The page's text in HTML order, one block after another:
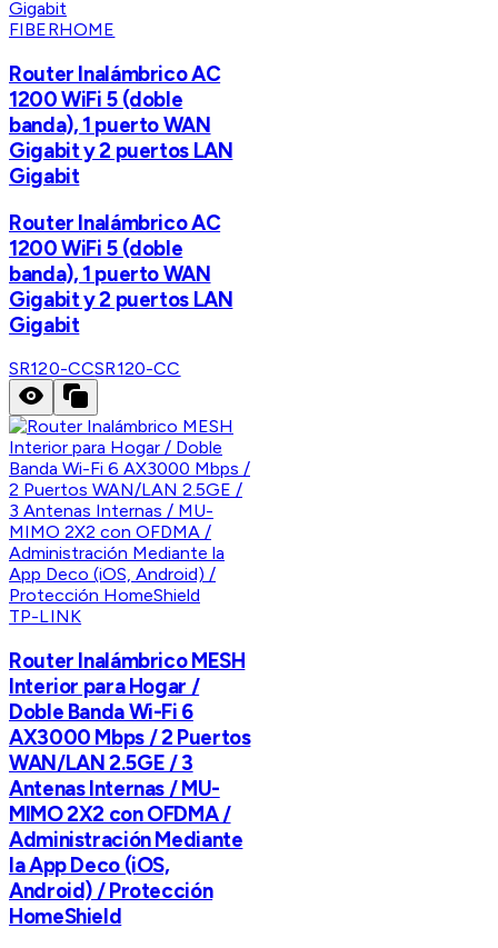
FIBERHOME
Router Inalámbrico AC
1200 WiFi 5 (doble
banda), 1 puerto WAN
Gigabit y 2 puertos LAN
Gigabit
Router Inalámbrico AC
1200 WiFi 5 (doble
banda), 1 puerto WAN
Gigabit y 2 puertos LAN
Gigabit
SR120-CCSR120-CC
TP-LINK
Router Inalámbrico MESH
Interior para Hogar /
Doble Banda Wi-Fi 6
AX3000 Mbps / 2 Puertos
WAN/LAN 2.5GE / 3
Antenas Internas / MU-
MIMO 2X2 con OFDMA /
Administración Mediante
la App Deco (iOS,
Android) / Protección
HomeShield